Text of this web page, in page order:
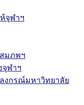
จุฬาฯ
มภพฯ
ฬาฯ
งกรณ์มหาวิทยาลัย